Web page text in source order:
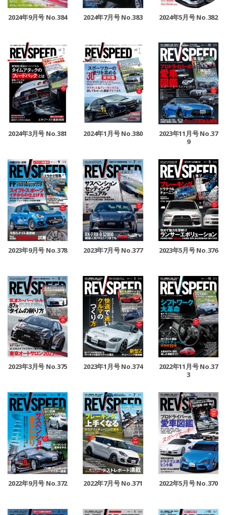
2024年9月号 No.384 2024年7月号 No.383 2024年5月号 No.382
2024年3月号 No.381 2024年1月号 No.380
2023年11月号 No.37
9
2023年9月号 No.378 2023年7月号 No.377 2023年5月号 No.376
2023年3月号 No.375 2023年1月号 No.374
2022年11月号 No.37
3
2022年9月号 No.372 2022年7月号 No.371 2022年5月号 No.370